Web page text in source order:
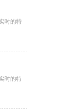
时的特
时的特